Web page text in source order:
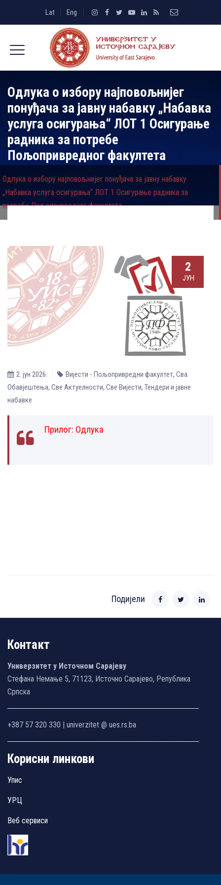
Lat Eng
Одлука о избору најповољнијег
понуђача за јавну набавку „Набавка
услуга осигурања“ ЛОТ 1 Осигурање
радника за потребе
Пољопривредног факултета
Одлука о избору најповољнијег понуђача за јавну набавку
„Набавка услуга осигурања“ ЛОТ 1 Осигурање радника за
потребе Пољопривредног факултета
2
ЈУН
2. јун 2026. Вијести - Пољопривредни факултет, Сва
Обавјештења, Све Aктуелности, Све Вијести, Тендери и јавне
набавке
Прилог: Одлука
Подијели
Контакт
Универзитет у Источном Сарајеву
Стефана Немање 5, 71123, Источно Сарајево, Република
Српска
+387 57 320 330 | univerzitet @ ues.rs.ba
Корисни линкови
Упис
УРЦ
Веб сервиси